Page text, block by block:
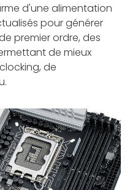
d'une alimentation
pour générer
premier ordre, des
de mieux
de